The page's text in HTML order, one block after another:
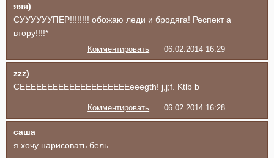
яяя)
СУУУУУУПЕР!!!!!!!! обожаю леди и бродяга! Респект а
втору!!!!*
Комментировать 06.02.2014 16:29
zzz)
CEEEEEEEEEEEEEEEEEEEEeeegth! j,j;f. Ktlb b
Комментировать 06.02.2014 16:28
саша
я хочу нарисовать бель